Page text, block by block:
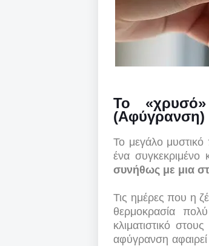
Το
(Αφύγρανση)
Το μεγάλο
ένα συγκεκριμένο
συνήθως με μια
Τις ημέρες που η
θερμοκρασία
κλιματιστικό
αφύγρανση